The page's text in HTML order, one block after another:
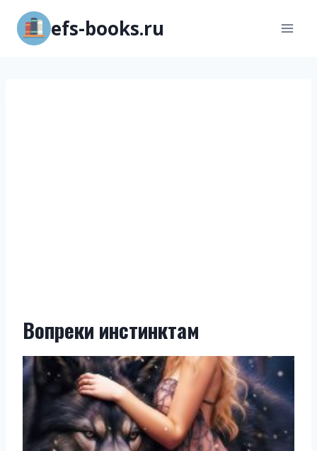
Перейти
содержимому
efs-books.ru
Вопреки инстинктам